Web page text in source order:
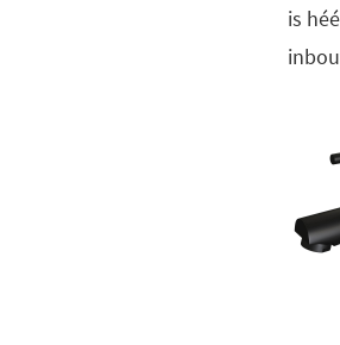
is